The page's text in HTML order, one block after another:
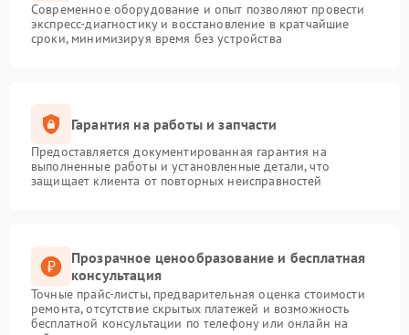
Современное оборудование и опыт позволяют провести
экспресс-диагностику и восстановление в кратчайшие
сроки, минимизируя время без устройства
Гарантия на работы и запчасти
Предоставляется документированная гарантия на
выполненные работы и установленные детали, что
защищает клиента от повторных неисправностей
Прозрачное ценообразование и бесплатная
консультация
Точные прайс-листы, предварительная оценка стоимости
ремонта, отсутствие скрытых платежей и возможность
бесплатной консультации по телефону или онлайн на